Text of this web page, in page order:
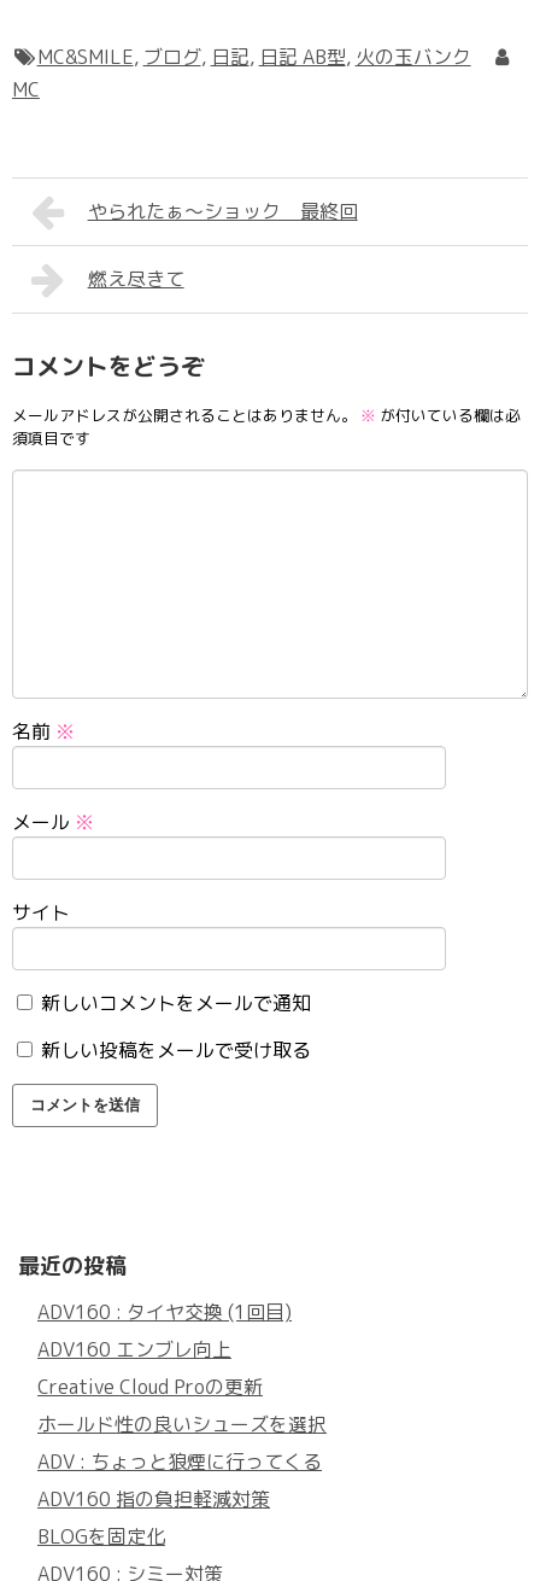
MC&SMILE, ブログ, 日記, 日記 AB型, 火の玉バンク
MC
やられたぁ～ショック 最終回
燃え尽きて
コメントをどうぞ
メールアドレスが公開されることはありません。 ※ が付いている欄は必
須項目です
名前 ※
メール ※
サイト
新しいコメントをメールで通知
新しい投稿をメールで受け取る
最近の投稿
ADV160 : タイヤ交換 (1回目)
ADV160 エンブレ向上
Creative Cloud Proの更新
ホールド性の良いシューズを選択
ADV : ちょっと狼煙に行ってくる
ADV160 指の負担軽減対策
BLOGを固定化
ADV160 : シミー対策